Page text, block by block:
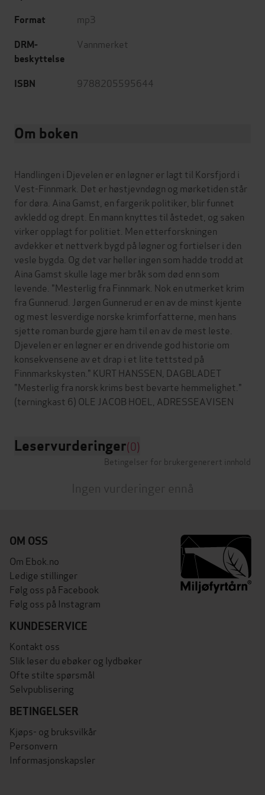
Format mp3
DRM-
beskyttelse
Vannmerket
ISBN 9788205595644
Om boken
Handlingen i Djevelen er en løgner er lagt til Korsfjord i
Vest-Finnmark. Det er høstjevndøgn og mørketiden står
for døra. Aina Gamst, en fargerik politiker, blir funnet
avkledd og drept. En mann knyttes til åstedet, og saken
virker opplagt for politiet. Men etterforskningen
avdekker et nettverk bygd på løgner og fortielser i den
vesle bygda. Og det var heller ingen som hadde trodd at
Aina Gamst skulle lage mer bråk som død enn som
levende. "Mesterlig fra Finnmark. Nok en utmerket krim
fra Gunnerud. Jørgen Gunnerud er en av de minst kjente
og mest lesverdige norske krimforfatterne, men hans
sjette roman burde gjøre ham til en av de mest leste.
Djevelen er en løgner er en drivende god historie om
konsekvensene av et drap i et lite tettsted på
Finnmarkskysten." KURT HANSSEN, DAGBLADET
"Mesterlig fra norsk krims best bevarte hemmelighet."
Leservurderinger(0)
Betingelser for brukergenerert innhold
Ingen vurderinger ennå
OM OSS
Om Ebok.no
Ledige stillinger
Følg oss på Facebook
Følg oss på Instagram
KUNDESERVICE
Kontakt oss
Slik leser du ebøker og lydbøker
Ofte stilte spørsmål
Selvpublisering
BETINGELSER
Kjøps- og bruksvilkår
Personvern
Informasjonskapsler